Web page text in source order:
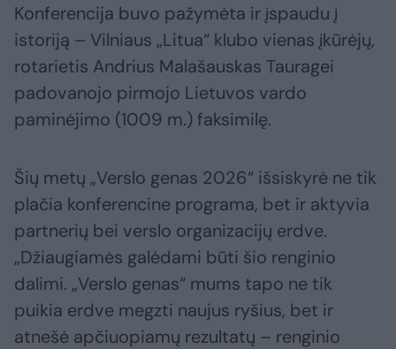
Konferencija buvo pažymėta ir įspaudu į
istoriją – Vilniaus „Litua“ klubo vienas įkūrėjų,
rotarietis Andrius Malašauskas Tauragei
padovanojo pirmojo Lietuvos vardo
paminėjimo (1009 m.) faksimilę.
Šių metų „Verslo genas 2026“ išsiskyrė ne tik
plačia konferencine programa, bet ir aktyvia
partnerių bei verslo organizacijų erdve.
„Džiaugiamės galėdami būti šio renginio
dalimi. „Verslo genas“ mums tapo ne tik
puikia erdve megzti naujus ryšius, bet ir
atnešė apčiuopiamų rezultatų – renginio